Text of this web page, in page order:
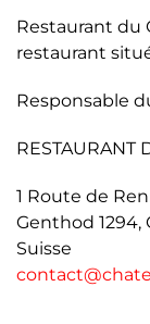
Restaurant du
restaurant
Responsable
RESTAURANT
1 Route de
Genthod 1294,
Suisse